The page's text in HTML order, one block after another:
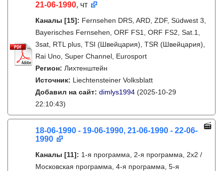
21-06-1990, чт
Каналы [15]: Fernsehen DRS, ARD, ZDF, Südwest 3,
Bayerisches Fernsehen, ORF FS1, ORF FS2, Sat.1,
3sat, RTL plus, TSI (Швейцария), TSR (Швейцария),
Rai Uno, Super Channel, Eurosport
Регион: Лихтенштейн
Источник: Liechtensteiner Volksblatt
Добавил на сайт: dimlys1994 (2025-10-29
22:10:43)
18-06-1990 - 19-06-1990, 21-06-1990 - 22-06-
1990
Каналы [11]: 1-я программа, 2-я программа, 2х2 /
Московская программа, 4-я программа, 5-я